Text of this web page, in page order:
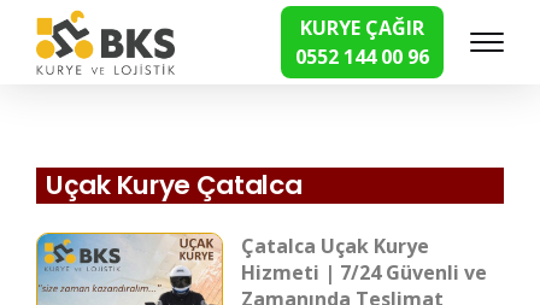
KURYE ÇAĞIR
0552 144 00 96
Hızlı Kurye Hizmetleri
Uçak Kurye Çatalca
Çatalca Uçak Kurye
Hizmeti | 7/24 Güvenli ve
Zamanında Teslimat